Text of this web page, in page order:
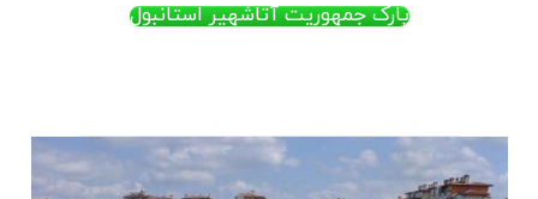
پارک جمهوریت آتاشهیر استانبول